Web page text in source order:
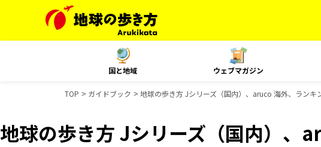
国と地域 ウェブマガジン
TOP ガイドブック 地球の歩き方 Jシリーズ（国内）、aruco 海外、ランキ
地球の歩き方 Jシリーズ（国内）、